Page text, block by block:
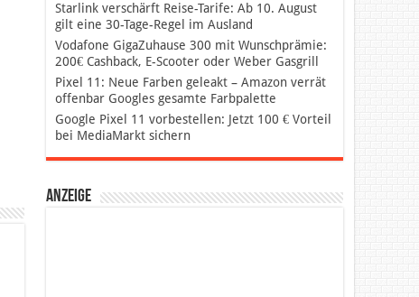
Starlink verschärft Reise-Tarife: Ab 10. August
gilt eine 30-Tage-Regel im Ausland
Vodafone GigaZuhause 300 mit Wunschprämie:
200€ Cashback, E-Scooter oder Weber Gasgrill
Pixel 11: Neue Farben geleakt – Amazon verrät
offenbar Googles gesamte Farbpalette
Google Pixel 11 vorbestellen: Jetzt 100 € Vorteil
bei MediaMarkt sichern
Anzeige